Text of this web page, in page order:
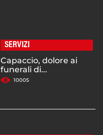
SERVIZI
Capaccio, dolore ai
funerali di...
10005